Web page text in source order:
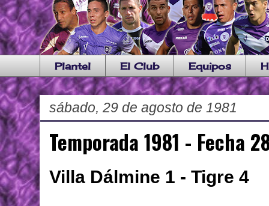
Plantel El Club Equipos
sábado, 29 de agosto de 1981
Temporada 1981 - Fecha
Villa Dálmine 1 - Tigre 4